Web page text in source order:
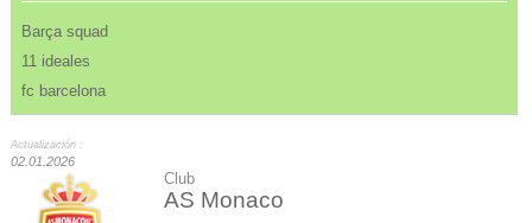
Barça squad
11 ideales
fc barcelona
Actualización :
02.01.2026
Club
AS Monaco